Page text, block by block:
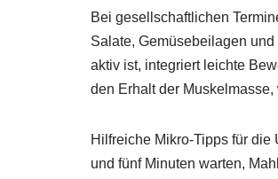
Bei gesellschaftlichen
Salate, Gemüsebeilagen
aktiv ist, integriert leichte
den Erhalt der
Hilfreiche Mikro-Tipps für
und fünf Minuten warten,